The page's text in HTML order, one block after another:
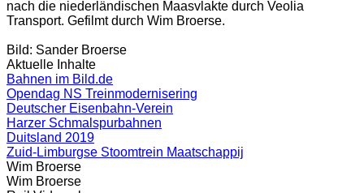
nach die niederländischen Maasvlakte durch Veolia
Transport. Gefilmt durch Wim Broerse.
Bild: Sander Broerse
Aktuelle Inhalte
Bahnen im Bild.de
Opendag NS Treinmodernisering
Deutscher Eisenbahn-Verein
Harzer Schmalspurbahnen
Duitsland 2019
Zuid-Limburgse Stoomtrein Maatschappij
Wim Broerse
Wim Broerse